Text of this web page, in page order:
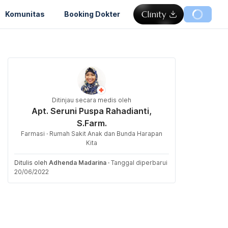
Komunitas Booking Dokter
Ditinjau secara medis oleh
Apt. Seruni Puspa Rahadianti,
S.Farm.
Farmasi · Rumah Sakit Anak dan Bunda Harapan
Kita
Ditulis oleh Adhenda Madarina · Tanggal diperbarui
20/06/2022